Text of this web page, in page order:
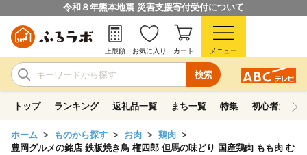
令和８年熊本地震 災害支援寄付受付について
検索
上限額 お気に入り カート メニュー
トップ ランキング 返礼品一覧 まち一覧 特集 初心者ガイド
ホーム ものから探す お肉
鶏肉
豊岡グルメの銘店 鉄板焼き鳥 権四郎 但馬の味どり 国産鶏肉 もも肉 む